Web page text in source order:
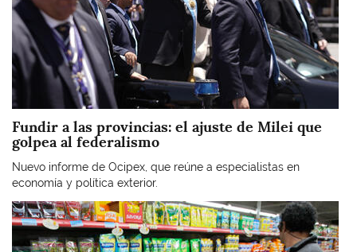
Fundir a las provincias: el ajuste de Milei que
golpea al federalismo
Nuevo informe de Ocipex, que reúne a especialistas en
economía y política exterior.
Imagen